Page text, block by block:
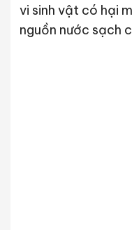
vi sinh vật có hại
nguồn nước sạch